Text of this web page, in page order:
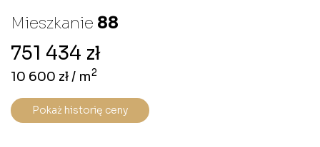
Mieszkanie 88
751 434 zł
10 600 zł / m2
Pokaż historię ceny